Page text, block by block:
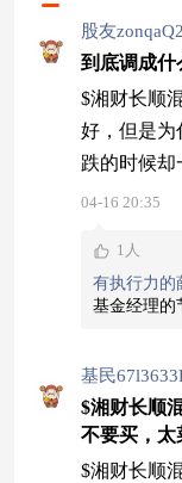
股友
到底调成什
$湘财长顺
好，但是为
跌的时候却
04-16 20:35
1人
有执行力的
基金经理的
基民
$湘财长顺
不要买，太
$湘财长顺